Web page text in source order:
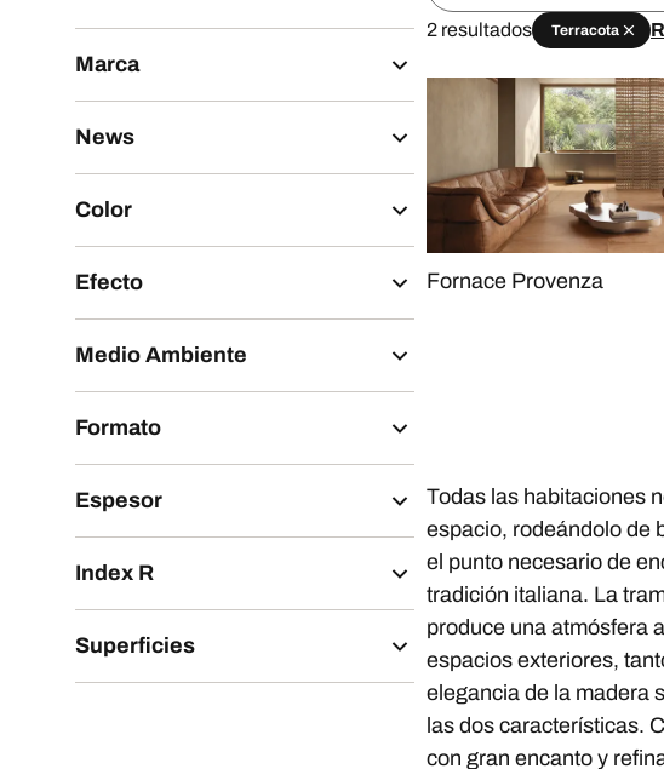
Marca
News
Color
Efecto
Medio Ambiente
Formato
Espesor
Index R
Superficies
2 resultados Terracota
Fornace Provenza
Todas las habitaciones
espacio, rodeándolo de
el punto necesario de
tradición italiana. La
produce una atmósfera
espacios exteriores,
elegancia de la madera
las dos características.
con gran encanto y